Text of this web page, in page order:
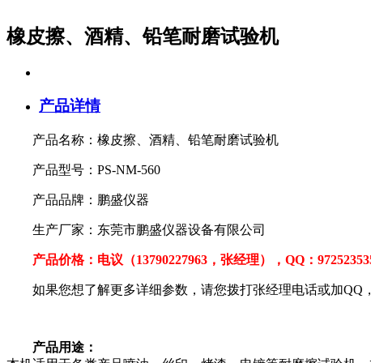
橡皮擦、酒精、铅笔耐磨试验机
产品详情
产品名称：橡皮擦、酒精、铅笔耐磨试验机
产品型号：PS-NM-560
产品品牌：鹏盛仪器
生产厂家：东莞市鹏盛仪器设备有限公司
产品价格：电议（13790227963，张经理），QQ：
如果您想了解更多详细参数，请您拨打张经理电话或加QQ
产品用途：